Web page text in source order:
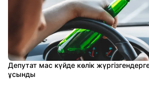
Депутат мас күйде көлік
ұсынды